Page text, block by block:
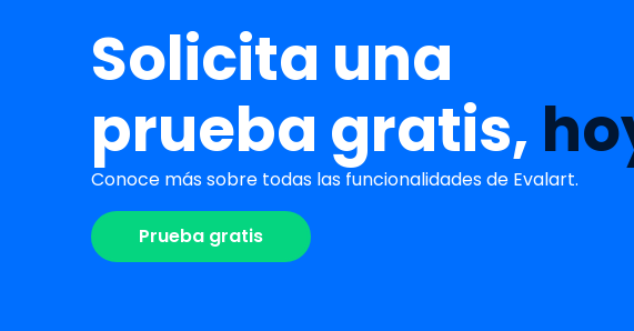
Solicita una
prueba gratis,
Conoce más sobre todas las funcionalidades de Evalart.
Prueba gratis